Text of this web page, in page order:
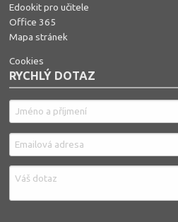
Edookit pro učitele
Office 365
Mapa stránek
Cookies
RYCHLÝ DOTAZ